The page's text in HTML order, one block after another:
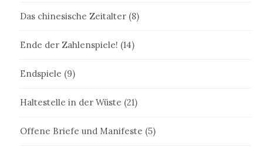
Das chinesische Zeitalter (8)
Ende der Zahlenspiele! (14)
Endspiele (9)
Haltestelle in der Wüste (21)
Offene Briefe und Manifeste (5)